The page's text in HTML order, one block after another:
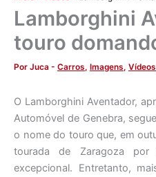
Lamborghini
touro
Por Juca - Carros, Imagens, Vídeos
O Lamborghini Aventador,
Automóvel de Genebra,
o nome do touro que, em
tourada de Zaragoza por
excepcional. Entretanto,